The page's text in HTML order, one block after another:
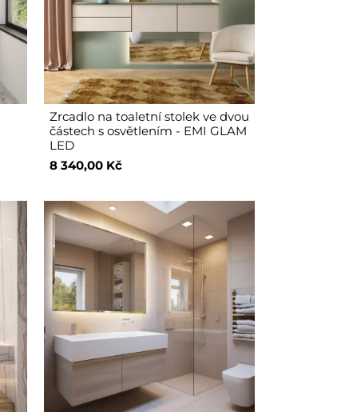
Zrcadlo na toaletní stolek ve dvou
částech s osvětlením - EMI GLAM
LED
8 340,00 Kč